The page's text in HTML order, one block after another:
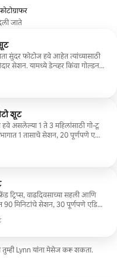
जाते
सुंदर फोटोज हवे आहेत त्यांच्यासाठी
सेशन. यामध्ये डेन्व्हर किंवा गोल्डन
रिलीजचा समावेश आहे.
शूट
हवे असलेल्या 1 ते 3 महिलांसाठी गो-टू
1 तासाचे सेशन, 20 पूर्णपणे एडिट
ट्रिप्स, वाढदिवसाच्या सहली आणि
90 मिनिटांचे सेशन, 30 पूर्णपणे एडिट
आहे.
तुम्ही Lynn यांना मेसेज करू शकता.